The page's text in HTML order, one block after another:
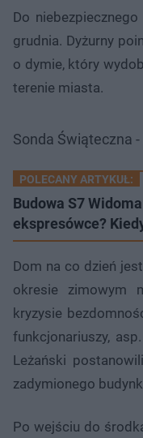
Do
grudnia. Dyżurny
o dymie, który
terenie miasta.
Sonda Świąteczna
POLECANY ARTYKUŁ:
Budowa S7
ekspresówce?
Dom na co dzień
okresie zimowym
kryzysie
funkcjonariuszy,
Leżański
zadymionego
Po wejściu do